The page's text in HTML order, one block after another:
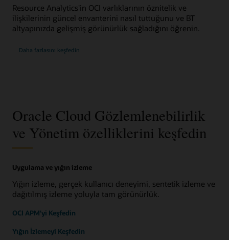
Resource Analytics'in OCI varlıklarının öznitelik ve
ilişkilerinin güncel envanterini nasıl tuttuğunu ve BT
altyapınızda gelişmiş görünürlük sağladığını öğrenin.
Daha fazlasını keşfedin
Oracle Cloud Gözlemlenebilirlik
ve Yönetim özelliklerini keşfedin
Uygulama ve yığın izleme
Yığın izleme, gerçek kullanıcı deneyimi, sentetik izleme ve
dağıtılmış izleme yoluyla tam görünürlük.
OCI APM'yi Keşfedin
Yığın İzlemeyi Keşfedin